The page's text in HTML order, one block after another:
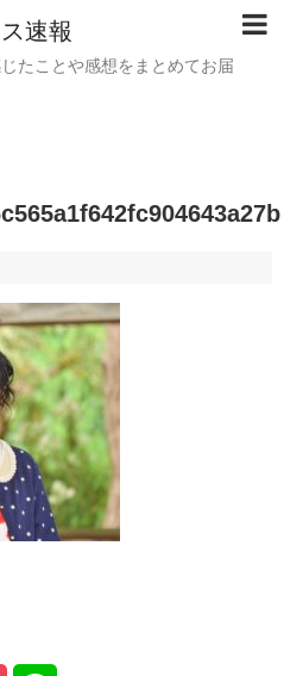
速報
たことや感想をまとめてお届